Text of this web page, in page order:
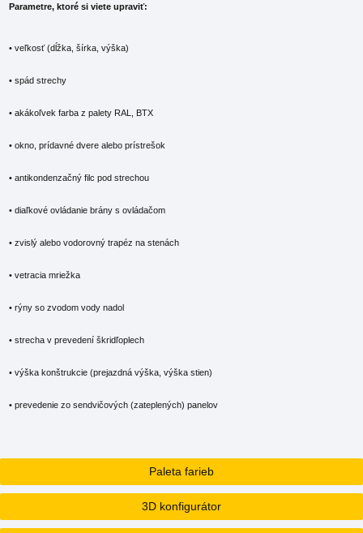
Paleta farieb
3D konfigurátor
Parametre, ktoré si viete upraviť:
• veľkosť (dĺžka, šírka, výška)
• spád strechy
• akákoľvek farba z palety RAL, BTX
• okno, prídavné dvere alebo prístrešok
• antikondenzačný filc pod strechou
• diaľkové ovládanie brány s ovládačom
• zvislý alebo vodorovný trapéz na stenách
• vetracia mriežka
• rýny so zvodom vody nadol
• strecha v prevedení škridľoplech
• výška konštrukcie (prejazdná výška, výška stien)
• prevedenie zo sendvičových (zateplených) panelov